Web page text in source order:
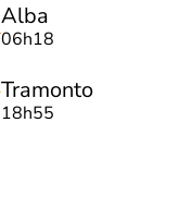
Alba
06h18
Tramonto
18h55